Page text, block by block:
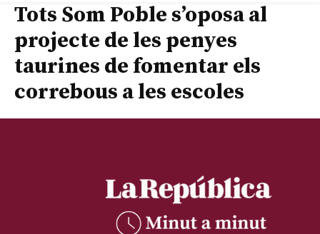
Tots Som Poble s’oposa al
projecte de les penyes
taurines de fomentar els
correbous a les escoles